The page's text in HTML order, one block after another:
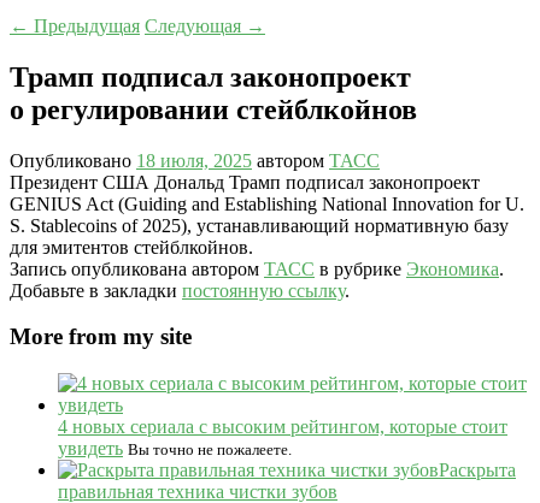
← Предыдущая Следующая →
Трамп подписал законопроект
о регулировании стейблкойнов
Опубликовано 18 июля, 2025 автором ТАСС
Президент США Дональд Трамп подписал законопроект
GENIUS Act (Guiding and Establishing National Innovation for U.
S. Stablecoins of 2025), устанавливающий нормативную базу
для эмитентов стейблкойнов.
Запись опубликована автором ТАСС в рубрике Экономика.
Добавьте в закладки постоянную ссылку.
More from my site
4 новых сериала с высоким рейтингом, которые стоит
увидеть Вы точно не пожалеете.
Раскрыта
правильная техника чистки зубов